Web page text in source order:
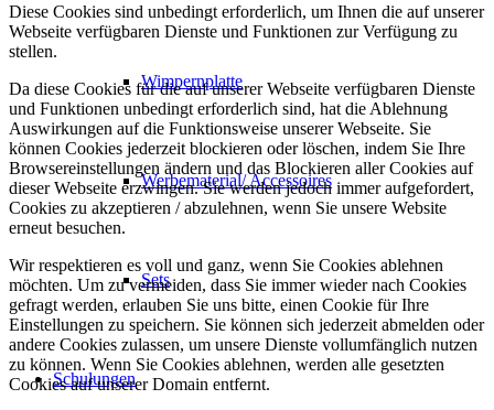
Wimpernplatte
Werbematerial/ Accessoires
Sets
Schulungen
Diese Cookies sind unbedingt erforderlich, um Ihnen die auf unserer
Webseite verfügbaren Dienste und Funktionen zur Verfügung zu
stellen.
Da diese Cookies für die auf unserer Webseite verfügbaren Dienste
und Funktionen unbedingt erforderlich sind, hat die Ablehnung
Auswirkungen auf die Funktionsweise unserer Webseite. Sie
können Cookies jederzeit blockieren oder löschen, indem Sie Ihre
Browsereinstellungen ändern und das Blockieren aller Cookies auf
dieser Webseite erzwingen. Sie werden jedoch immer aufgefordert,
Cookies zu akzeptieren / abzulehnen, wenn Sie unsere Website
erneut besuchen.
Wir respektieren es voll und ganz, wenn Sie Cookies ablehnen
möchten. Um zu vermeiden, dass Sie immer wieder nach Cookies
gefragt werden, erlauben Sie uns bitte, einen Cookie für Ihre
Einstellungen zu speichern. Sie können sich jederzeit abmelden oder
andere Cookies zulassen, um unsere Dienste vollumfänglich nutzen
zu können. Wenn Sie Cookies ablehnen, werden alle gesetzten
Cookies auf unserer Domain entfernt.